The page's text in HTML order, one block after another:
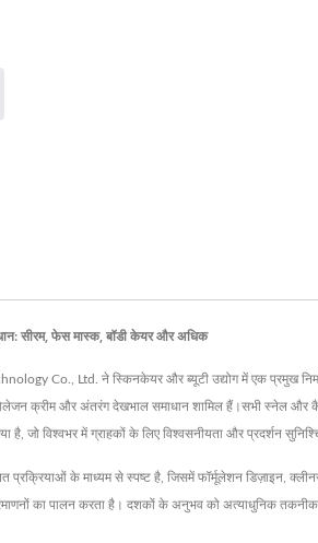
सीरम, फेस मास्क, बॉडी केयर और अधिक
Co., Ltd. ने स्किनकेयर और ब्यूटी उद्योग में एक प्रमुख
क्रीम और अंतरंग देखभाल समाधान शामिल हैं।सभी स्नेल
है, जो विश्वभर में ग्राहकों के लिए विश्वसनीयता और प्रदर्शन
प्रक्रियाओं के माध्यम से स्पष्ट है, जिसमें फॉर्मूलेशन डिज़ाइन,
का पालन करता है। दशकों के अनुभव को अत्याधुनिक तकनीक